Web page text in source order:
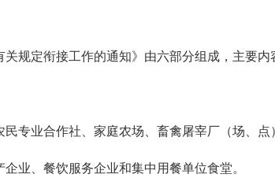
规定衔接工作的通知》由六部分组成，主要内
专业合作社、家庭农场、畜禽屠宰厂（场、点
业、餐饮服务企业和集中用餐单位食堂。